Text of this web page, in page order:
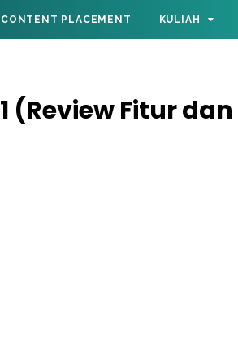
CONTENT PLACEMENT KULIAH
(Review Fitur dan